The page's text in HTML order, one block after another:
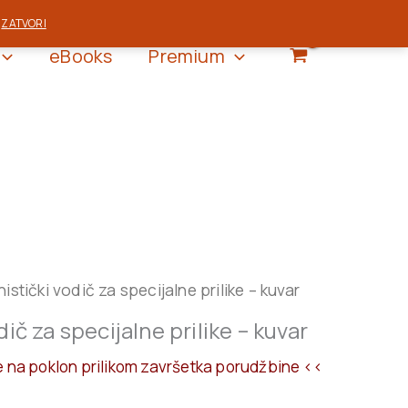
ZATVORI
eBooks Premium
vodič za specijalne prilike – kuvar
za specijalne prilike – kuvar
na poklon prilikom završetka porudžbine <<
RSD.
Current
is:
1.690 RSD.